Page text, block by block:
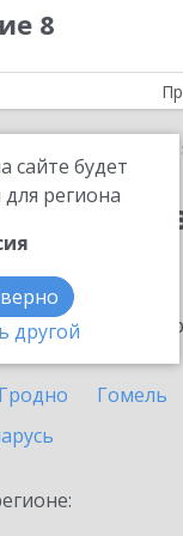
8
сайте будет
региона
другой
Гродно Гомель